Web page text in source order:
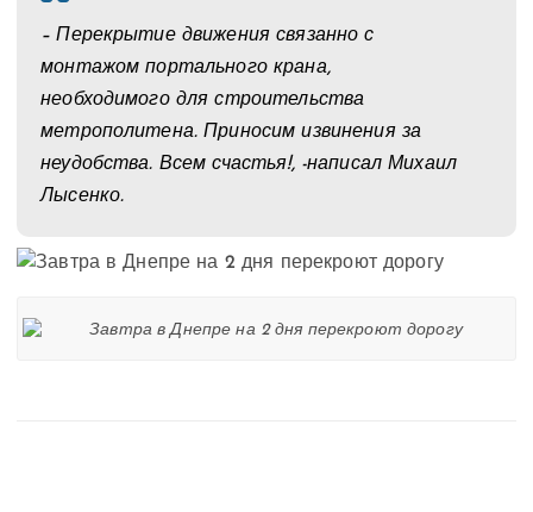
– Перекрытие движения связанно с
монтажом портального крана,
необходимого для строительства
метрополитена. Приносим извинения за
неудобства. Всем счастья!, -написал Михаил
Лысенко.